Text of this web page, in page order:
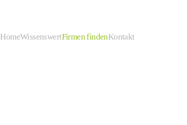
HomeWissenswertFirmen findenKontakt